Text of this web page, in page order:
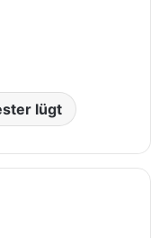
lügt